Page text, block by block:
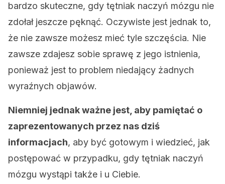
bardzo skuteczne, gdy tętniak naczyń mózgu nie
zdołał jeszcze pęknąć. Oczywiste jest jednak to,
że nie zawsze możesz mieć tyle szczęścia. Nie
zawsze zdajesz sobie sprawę z jego istnienia,
ponieważ jest to problem niedający żadnych
wyraźnych objawów.
Niemniej jednak ważne jest, aby pamiętać o
zaprezentowanych przez nas dziś
informacjach, aby być gotowym i wiedzieć, jak
postępować w przypadku, gdy tętniak naczyń
mózgu wystąpi także i u Ciebie.